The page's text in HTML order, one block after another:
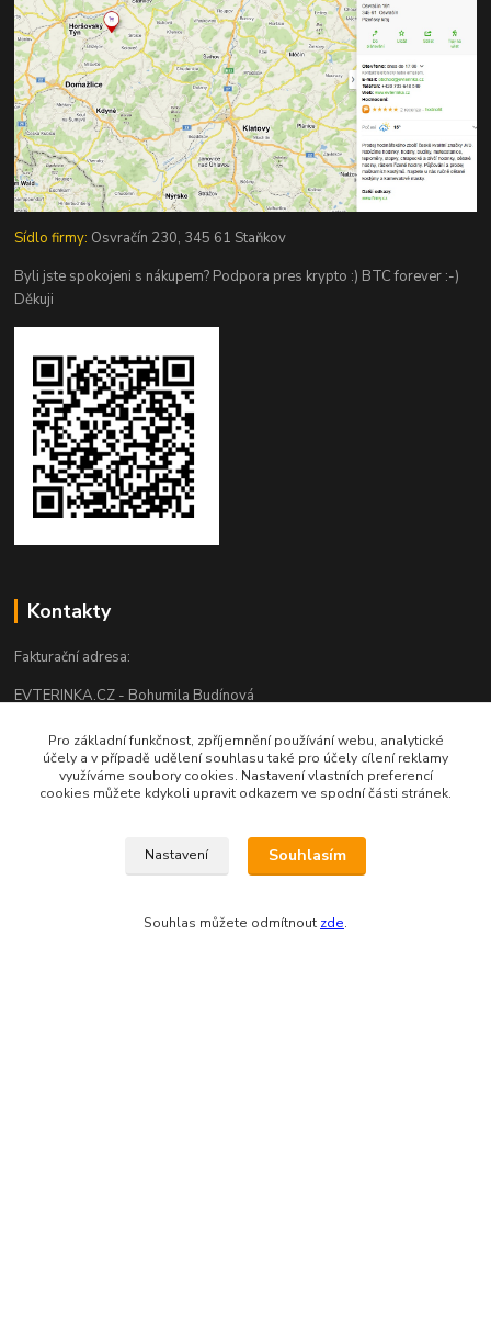
Sídlo firmy: Osvračín 230, 345 61 Staňkov
Byli jste spokojeni s nákupem? Podpora pres krypto :) BTC forever :-)
Děkuji
Kontakty
Fakturační adresa:
EVTERINKA.CZ - Bohumila Budínová
Osvračín č. p. 230, 345 61 Staňkov
IČO: 03681572, neplátce DPH
Pro základní funkčnost, zpříjemnění používání webu, analytické
účely a v případě udělení souhlasu také pro účely cílení reklamy
využíváme soubory cookies. Nastavení vlastních preferencí
cookies můžete kdykoli upravit odkazem ve spodní části stránek.
Nastavení Souhlasím
Souhlas můžete odmítnout zde.